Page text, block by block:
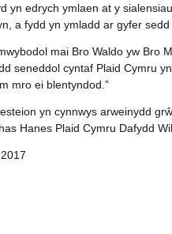
yn edrych ymlaen at y
a fydd yn ymladd ar gyfer
mai Bro Waldo yw Bro
seneddol cyntaf Plaid Cymru
mro ei blentyndod.”
yn cynnwys arweinydd
Hanes Plaid Cymru Dafydd